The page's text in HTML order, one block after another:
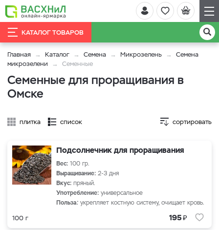
КАТАЛОГ ТОВАРОВ
Главная Каталог Семена Микрозелень
Семена
микрозелени
Семенные
Семенные для проращивания в
Омске
плитка список сортировать
Подсолнечник для проращивания
Вес: 100 гр.
Выращивание: 2-3 дня
Вкус: пряный.
Употребление: универсальное
Польза: укрепляет костную систему, очищает кровь.
100 г 195₽